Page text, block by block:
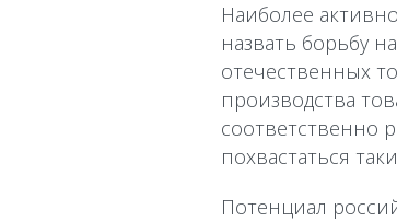
Наиболее
назвать борьбу
отечественных
производства
соответственно
похвастаться
Потенциал